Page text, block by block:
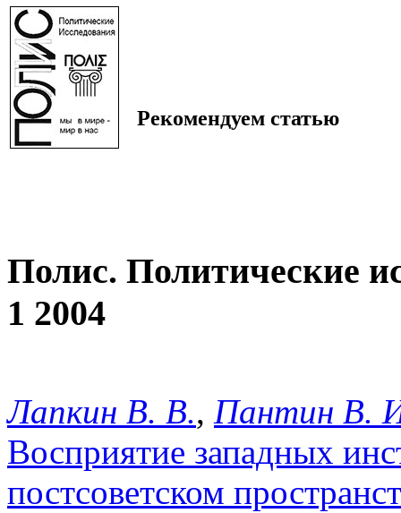
Рекомендуем статью
Полис. Политические
1 2004
Лапкин В. В., Пантин В.
Восприятие западных
постсоветском